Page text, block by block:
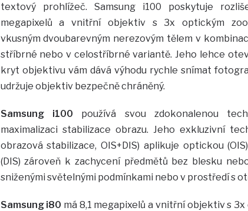
textový prohlížeč. Samsung i100 poskytuje
megapixelů a vnitřní objektiv s 3x optickým
vkusným dvoubarevným nerezovým tělem v
stříbrné nebo v celostříbrné variantě. Jeho lehce
kryt objektivu vám dává výhodu rychle snímat
udržuje objektiv bezpečně chráněný.
Samsung i100 používá svou zdokonalenou
maximalizaci stabilizace obrazu. Jeho exkluzivní
obrazová stabilizace, OIS+DIS) aplikuje optickou
(DIS) zároveň k zachycení předmětů bez blesku
sniženými světelnými podmínkami nebo v prostředí s
Samsung i80 má 8,1 megapixelů a vnitřní objektiv s